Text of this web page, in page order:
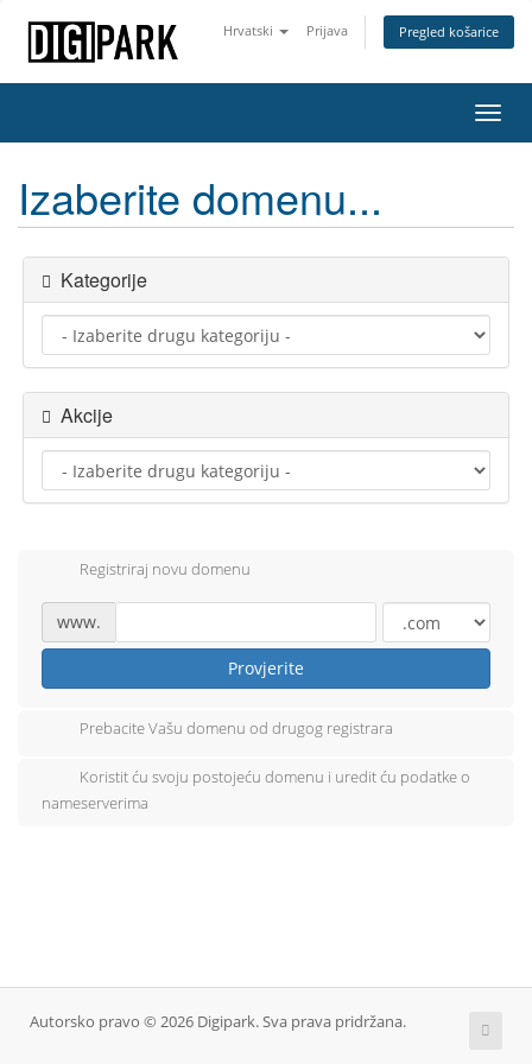
Hrvatski Prijava Pregled košarice
Izaberite domenu...
Kategorije
Akcije
Registriraj novu domenu
www.
Provjerite
Prebacite Vašu domenu od drugog registrara
Koristit ću svoju postojeću domenu i uredit ću podatke o
nameserverima
Autorsko pravo © 2026 Digipark. Sva prava pridržana.